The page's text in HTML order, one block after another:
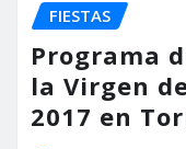
FIESTAS
Programa
la Virgen
2017 en